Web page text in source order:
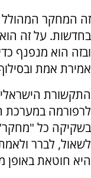
זה המחקר המהולל
בחדשות. על זה
ובזה הוא מנפנף
אמירת אמת
התקשורת
לרפורמה במערכת
בשקיקה כל
לשאול, לברר
היא חוטאת